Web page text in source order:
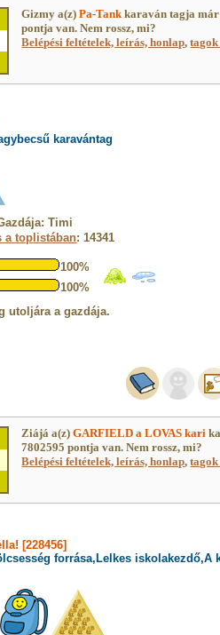
Gizmy a(z)Pa-Tankkaraván tagja már
pontja van. Nem rossz, mi?
Belépési feltételek, leírás, honlap,
karavántag
Timi
a toplistában: 14341
100%
100%
utoljára a gazdája.
Ziájá a(z)GARFIELD a LOVAS kari
7802595 pontja van. Nem rossz, mi?
Belépési feltételek, leírás, honlap,
[228456]
forrása,Lelkes iskolakezdő,A